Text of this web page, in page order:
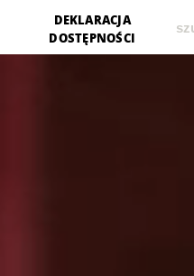
DEKLARACJA
DOSTĘPNOŚCI